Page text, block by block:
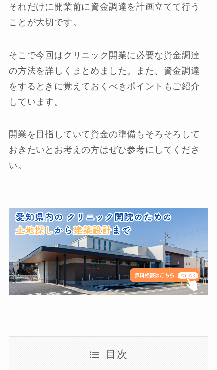
それだけに開業前に資金調達を計画立てて行う
ことが大切です。
そこで今回はクリニック開業に必要な資金調達
の方法を詳しくまとめました。また、資金調達
をするときに覚えておくべきポイントもご紹介
しています。
開業を目指していて資金の準備もそろそろして
おきたいとお考えの方はぜひ参考にしてくださ
い。
目次